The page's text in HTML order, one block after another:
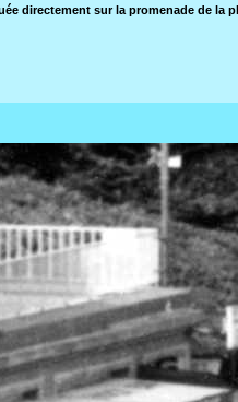
directement sur la promenade de la